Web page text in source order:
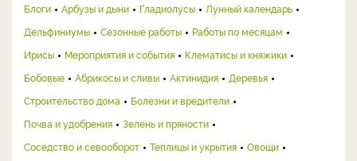
Блоги Арбузы и дыни Гладиолусы
Лунный календарь
Дельфиниумы
Сезонные работы
Работы по месяцам
Ирисы
Мероприятия и события
Клематисы и княжики
Бобовые
Абрикосы и сливы Актинидия
Деревья
Строительство дома
Болезни и вредители
Почва и удобрения
Зелень и пряности
Соседство и севооборот
Теплицы и укрытия
Овощи